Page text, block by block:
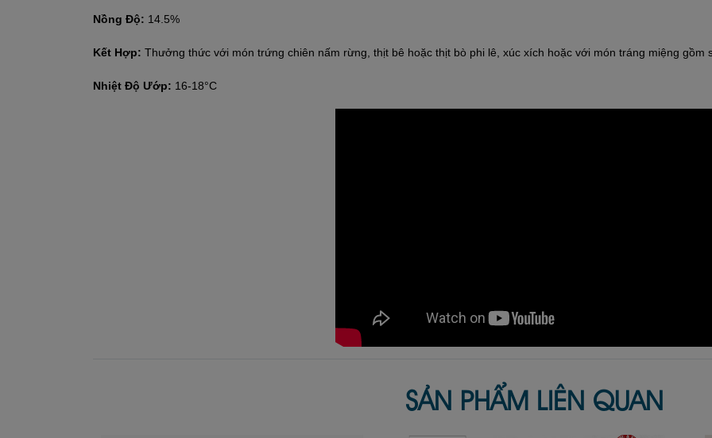
Nồng Độ: 14.5%
Kết Hợp: Thưởng thức với món trứng chiên nấm rừng, thịt bê hoặc thịt bò phi lê, xúc xích hoặc với món tráng miệng gồm
Nhiệt Độ Ướp: 16-18°C
SẢN PHẨM LIÊN QUAN